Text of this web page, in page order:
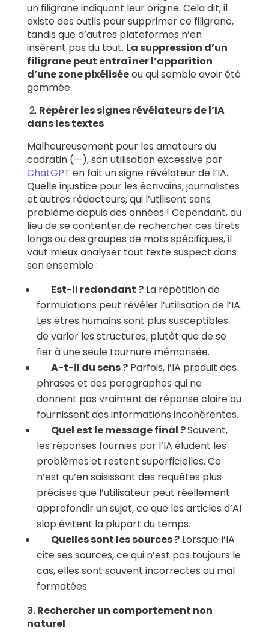
un filigrane indiquant leur origine. Cela dit, il
existe des outils pour supprimer ce filigrane,
tandis que d’autres plateformes n’en
insèrent pas du tout. La suppression d’un
filigrane peut entraîner l’apparition
d’une zone pixéliséeou qui semble avoir été
gommée.
2. Repérer les signes révélateurs de l’IA
dans les textes
Malheureusement pour les amateurs du
cadratin (—), son utilisation excessive par
ChatGPT en fait un signe révélateur de l’IA.
Quelle injustice pour les écrivains, journalistes
et autres rédacteurs, qui l’utilisent sans
problème depuis des années ! Cependant, au
lieu de se contenter de rechercher ces tirets
longs ou des groupes de mots spécifiques, il
vaut mieux analyser tout texte suspect dans
son ensemble :
Est-il redondant ?La répétition de
formulations peut révéler l’utilisation de l’IA.
Les êtres humains sont plus susceptibles
de varier les structures, plutôt que de se
fier à une seule tournure mémorisée.
A-t-il du sens ?Parfois, l’IA produit des
phrases et des paragraphes qui ne
donnent pas vraiment de réponse claire ou
fournissent des informations incohérentes.
Quel est le message final ?Souvent,
les réponses fournies par l’IA éludent les
problèmes et restent superficielles. Ce
n’est qu’en saisissant des requêtes plus
précises que l’utilisateur peut réellement
approfondir un sujet, ce que les articles d’AI
slop évitent la plupart du temps.
Quelles sont les sources ?Lorsque l’IA
cite ses sources, ce qui n’est pas toujours le
cas, elles sont souvent incorrectes ou mal
formatées.
3. Rechercher un comportement non
naturel